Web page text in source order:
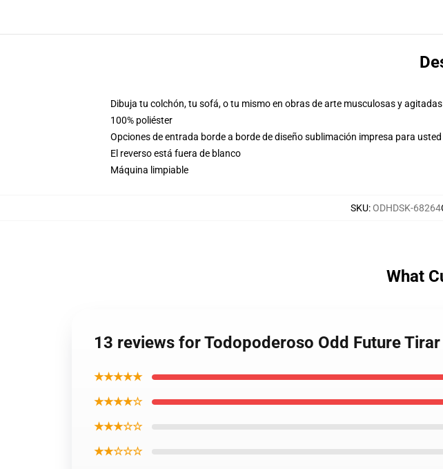
Dibuja tu colchón, tu sofá, o tu mismo en obras de arte musculosas y agitadas
100% poliéster
Opciones de entrada borde a borde de diseño sublimación impresa para
El reverso está fuera de blanco
Máquina limpiable
SKU:ODHDSK-68264
What
13 reviews for Todopoderoso Odd Future
★★★★★
★★★★☆
★★★☆☆
★★☆☆☆